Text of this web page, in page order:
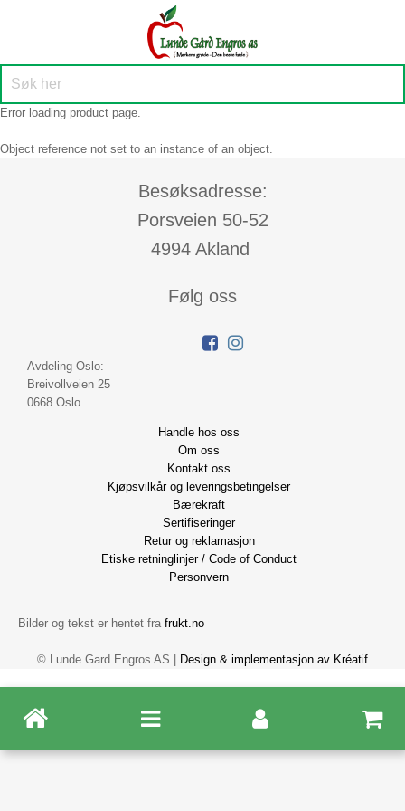
Error loading product page.
Object reference not set to an instance of an object.
Besøksadresse:
Porsveien 50-52
4994 Akland
Følg oss
Avdeling Oslo:
Breivollveien 25
0668 Oslo
Handle hos oss
Om oss
Kontakt oss
Kjøpsvilkår og leveringsbetingelser
Bærekraft
Sertifiseringer
Retur og reklamasjon
Etiske retninglinjer / Code of Conduct
Personvern
Bilder og tekst er hentet fra frukt.no
© Lunde Gard Engros AS | Design & implementasjon av Kréatif